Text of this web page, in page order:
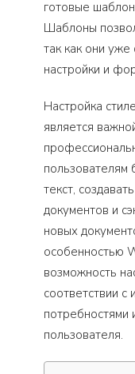
готовые
Шаблоны
так как они
настройки и
Настройка
является
пользователям
текст,
документов и
новых
особенностью
возможность
соответствии с
потребностями
пользователя.